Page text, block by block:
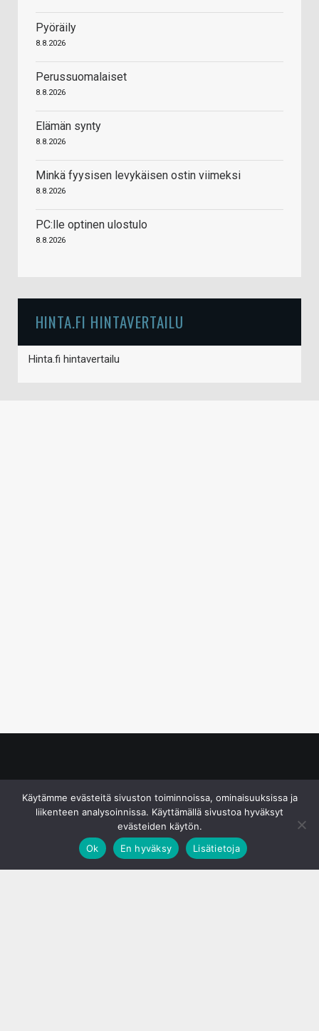
Pyöräily
8.8.2026
Perussuomalaiset
8.8.2026
Elämän synty
8.8.2026
Minkä fyysisen levykäisen ostin viimeksi
8.8.2026
PC:lle optinen ulostulo
8.8.2026
HINTA.FI HINTAVERTAILU
Hinta.fi hintavertailu
Käytämme evästeitä sivuston toiminnoissa, ominaisuuksissa ja
liikenteen analysoinnissa. Käyttämällä sivustoa hyväksyt
evästeiden käytön.
Ok
En hyväksy Lisätietoja